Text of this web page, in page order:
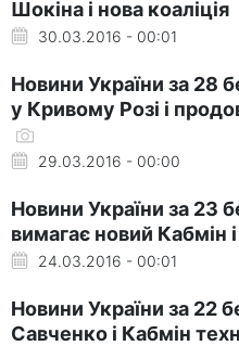
Шокіна і нова коаліція
30.03.2016 - 00:01
Новини України за 28
у Кривому Розі і
29.03.2016 - 00:00
Новини України за 23
вимагає новий Кабмін
24.03.2016 - 00:01
Новини України за 22
Савченко і Кабмін